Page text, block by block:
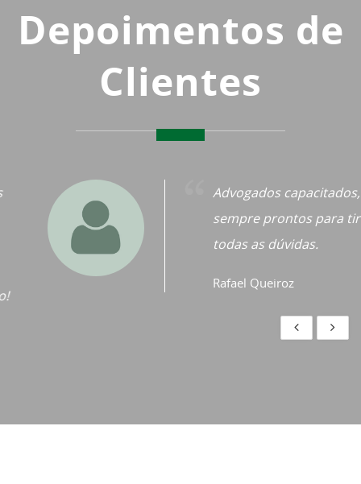
Depoimentos de
Clientes
Advogados capacitados,
sempre prontos para tirar
todas as dúvidas.
Rafael Queiroz